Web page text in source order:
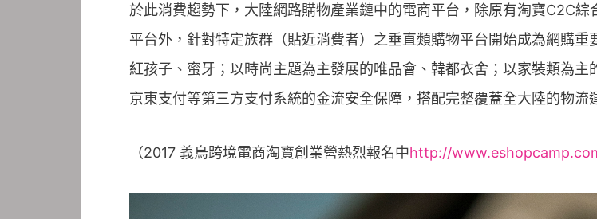
於此消費趨勢下，大陸網路購物產業鏈中的電商平台，除原有淘寶C2C
平台外，針對特定族群（貼近消費者）之垂直類購物平台開始成為網購
紅孩子、蜜牙；以時尚主題為主發展的唯品會、韓都衣舍；以家裝類為
京東支付等第三方支付系統的金流安全保障，搭配完整覆蓋全大陸的物流
（2017 義烏跨境電商淘寶創業營熱烈報名中http://